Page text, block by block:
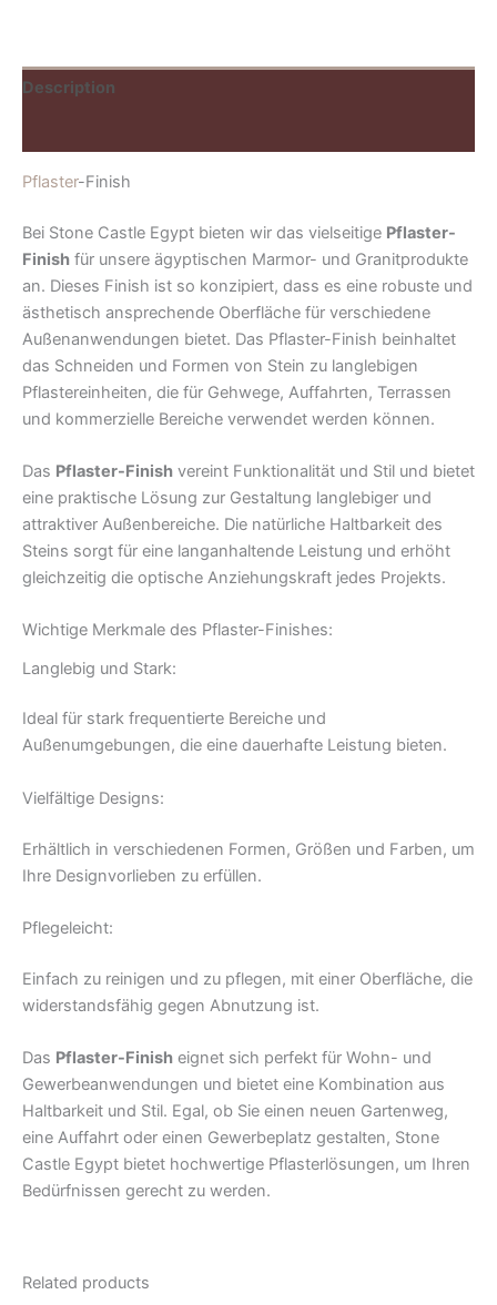
Description
Pflaster-Finish
Bei Stone Castle Egypt bieten wir das vielseitige Pflaster-
Finish für unsere ägyptischen Marmor- und Granitprodukte
an. Dieses Finish ist so konzipiert, dass es eine robuste und
ästhetisch ansprechende Oberfläche für verschiedene
Außenanwendungen bietet. Das Pflaster-Finish beinhaltet
das Schneiden und Formen von Stein zu langlebigen
Pflastereinheiten, die für Gehwege, Auffahrten, Terrassen
und kommerzielle Bereiche verwendet werden können.
Das Pflaster-Finish vereint Funktionalität und Stil und bietet
eine praktische Lösung zur Gestaltung langlebiger und
attraktiver Außenbereiche. Die natürliche Haltbarkeit des
Steins sorgt für eine langanhaltende Leistung und erhöht
gleichzeitig die optische Anziehungskraft jedes Projekts.
Wichtige Merkmale des Pflaster-Finishes:
Langlebig und Stark:
Ideal für stark frequentierte Bereiche und
Außenumgebungen, die eine dauerhafte Leistung bieten.
Vielfältige Designs:
Erhältlich in verschiedenen Formen, Größen und Farben, um
Ihre Designvorlieben zu erfüllen.
Pflegeleicht:
Einfach zu reinigen und zu pflegen, mit einer Oberfläche, die
widerstandsfähig gegen Abnutzung ist.
Das Pflaster-Finish eignet sich perfekt für Wohn- und
Gewerbeanwendungen und bietet eine Kombination aus
Haltbarkeit und Stil. Egal, ob Sie einen neuen Gartenweg,
eine Auffahrt oder einen Gewerbeplatz gestalten, Stone
Castle Egypt bietet hochwertige Pflasterlösungen, um Ihren
Bedürfnissen gerecht zu werden.
Related products